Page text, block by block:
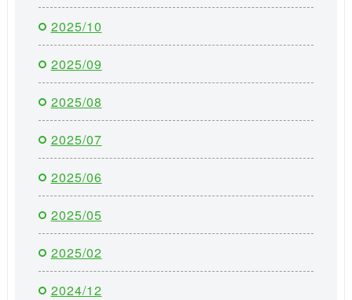
2025/10
2025/09
2025/08
2025/07
2025/06
2025/05
2025/02
2024/12